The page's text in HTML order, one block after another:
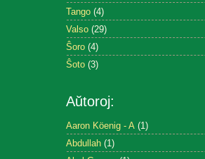
Tango (4)
Valso (29)
Ŝoro (4)
Ŝoto (3)
Aŭtoroj:
Aaron Köenig - A (1)
Abdullah (1)